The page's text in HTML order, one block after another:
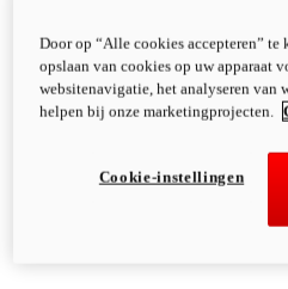
Door op “Alle cookies accepteren”
opslaan van cookies op uw apparaat
websitenavigatie, het analyseren van
helpen bij onze marketingprojecten.
Cookie-instellingen